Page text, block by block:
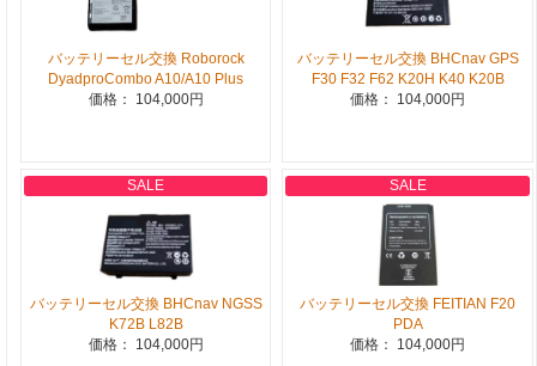
バッテリーセル交換 Roborock
DyadproCombo A10/A10 Plus
価格： 104,000円
バッテリーセル交換 BHCnav GPS
F30 F32 F62 K20H K40 K20B
価格： 104,000円
SALE
バッテリーセル交換 BHCnav NGSS
K72B L82B
価格： 104,000円
SALE
バッテリーセル交換 FEITIAN F20
PDA
価格： 104,000円